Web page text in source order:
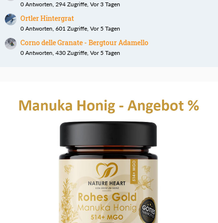
0 Antworten, 294 Zugriffe, Vor 3 Tagen
Ortler Hintergrat
0 Antworten, 601 Zugriffe, Vor 5 Tagen
Corno delle Granate - Bergtour Adamello
0 Antworten, 430 Zugriffe, Vor 5 Tagen